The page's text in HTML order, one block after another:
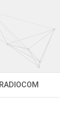
RADIOCOM